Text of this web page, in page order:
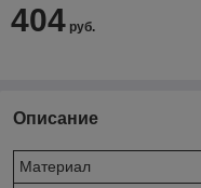
404 руб.
Описание
Материал